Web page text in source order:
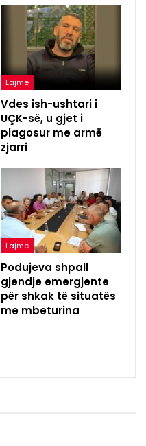
Lajme
Vdes ish-ushtari i
UÇK-së, u gjet i
plagosur me armë
zjarri
Lajme
Podujeva shpall
gjendje emergjente
për shkak të situatës
me mbeturina